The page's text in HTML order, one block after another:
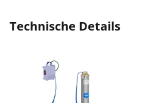
Technische Details